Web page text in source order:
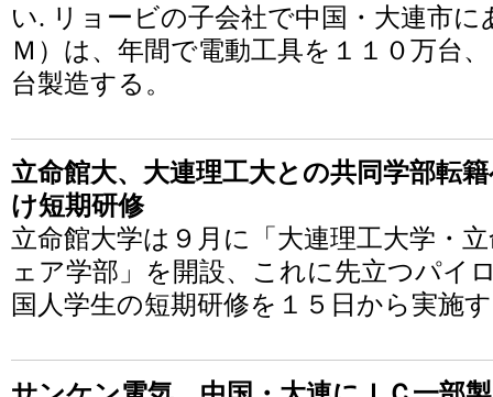
い. リョービの子会社で中国・大連市
Ｍ）は、年間で電動工具を１１０万台
台製造する。
立命館大、大連理工大との共同学部転
け短期研修
立命館大学は９月に「大連理工大学・
ェア学部」を開設、これに先立つパイ
国人学生の短期研修を１５日から実施